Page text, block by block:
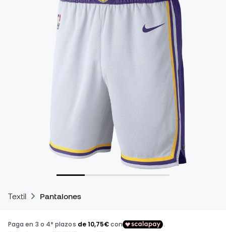
Textil Pantalones